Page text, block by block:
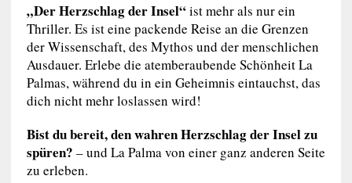
„Der Herzschlag der Insel“ist mehr als nur ein
Thriller. Es ist eine packende Reise an die Grenzen
der Wissenschaft, des Mythos und der menschlichen
Ausdauer. Erlebe die atemberaubende Schönheit La
Palmas, während du in ein Geheimnis eintauchst, das
dich nicht mehr loslassen wird!
Bist du bereit, den wahren Herzschlag der Insel zu
spüren? – und La Palma von einer ganz anderen Seite
zu erleben.